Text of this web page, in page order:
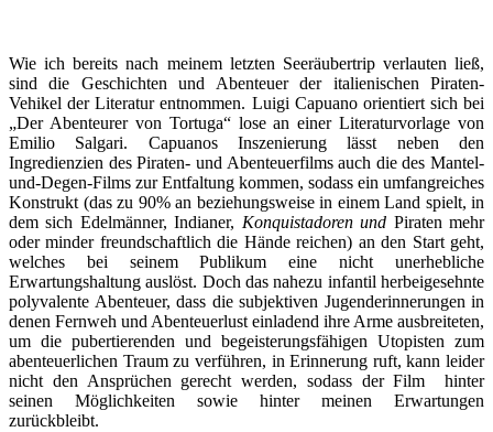
Wie ich bereits nach meinem letzten Seeräubertrip verlauten ließ,
sind die Geschichten und Abenteuer der italienischen Piraten-
Vehikel der Literatur entnommen. Luigi Capuano orientiert sich bei
„Der Abenteurer von Tortuga“ lose an einer Literaturvorlage von
Emilio Salgari. Capuanos Inszenierung lässt neben den
Ingredienzien des Piraten- und Abenteuerfilms auch die des Mantel-
und-Degen-Films zur Entfaltung kommen, sodass ein umfangreiches
Konstrukt (das zu 90% an beziehungsweise in einem Land spielt, in
dem sich Edelmänner, Indianer, Konquistadoren und Piraten mehr
oder minder freundschaftlich die Hände reichen) an den Start geht,
welches bei seinem Publikum eine nicht unerhebliche
Erwartungshaltung auslöst. Doch das nahezu infantil herbeigesehnte
polyvalente Abenteuer, dass die subjektiven Jugenderinnerungen in
denen Fernweh und Abenteuerlust einladend ihre Arme ausbreiteten,
um die pubertierenden und begeisterungsfähigen Utopisten zum
abenteuerlichen Traum zu verführen, in Erinnerung ruft, kann leider
nicht den Ansprüchen gerecht werden, sodass der Film hinter
seinen Möglichkeiten sowie hinter meinen Erwartungen
zurückbleibt.